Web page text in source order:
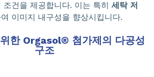
조건을 제공합니다. 이는 특히 세탁 저
이미지 내구성을 향상시킵니다.
한 Orgasol® 첨가제의 다공성
구조